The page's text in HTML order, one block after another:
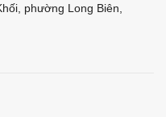
phường Long Biên,